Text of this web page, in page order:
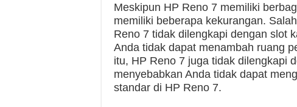
Meskipun HP Reno 7 memiliki
memiliki beberapa kekurangan.
Reno 7 tidak dilengkapi dengan slot
Anda tidak dapat menambah ruang
itu, HP Reno 7 juga tidak dilengkapi
menyebabkan Anda tidak dapat
standar di HP Reno 7.